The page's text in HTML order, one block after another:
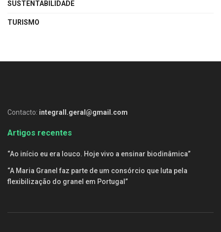
SUSTENTABILIDADE
TURISMO
Contacto: integrall.geral@gmail.com
Artigos recentes
“Ao início eu era louco. Hoje vivo a ensinar biodinâmica”
“A Maria Granel faz parte de um consórcio que luta pela
flexibilização do granel em Portugal”